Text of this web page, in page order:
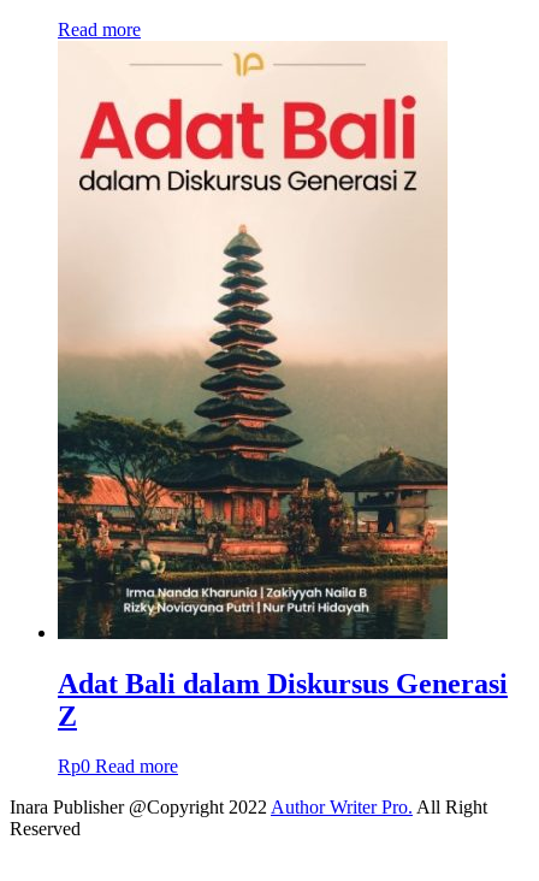
Read more
Adat Bali dalam Diskursus Generasi
Z
Rp0 Read more
Inara Publisher @Copyright 2022Author Writer Pro. All Right
Reserved